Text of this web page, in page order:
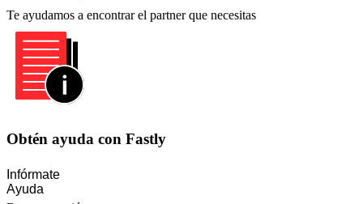
Te ayudamos a encontrar el partner que necesitas
Obtén ayuda con Fastly
Infórmate
Ayuda